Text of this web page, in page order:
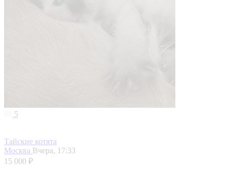
5
Тайские котята
Москва Вчера, 17:33
15 000 ₽